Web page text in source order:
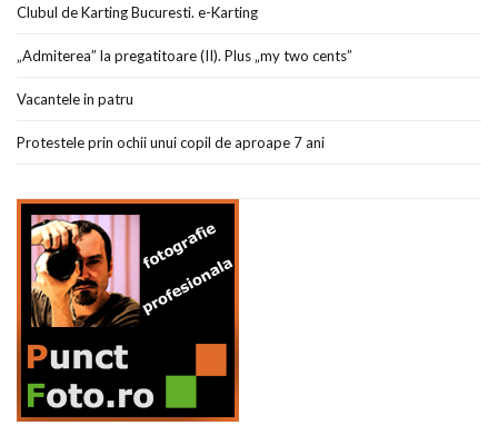
Clubul de Karting Bucuresti. e-Karting
„Admiterea” la pregatitoare (II). Plus „my two cents”
Vacantele in patru
Protestele prin ochii unui copil de aproape 7 ani